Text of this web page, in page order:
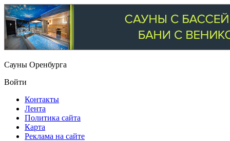
Сауны Оренбурга
Войти
Контакты
Лента
Политика сайта
Карта
Реклама на сайте